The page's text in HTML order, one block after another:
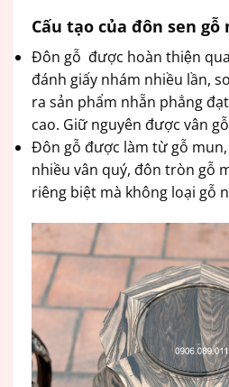
Cấu tạo của đôn sen gỗ
Đôn gỗ được hoàn thiện
đánh giấy nhám nhiều lần,
ra sản phẩm nhẵn phẳng
cao. Giữ nguyên được vân
Đôn gỗ được làm từ gỗ
nhiều vân quý, đôn tròn gỗ
riêng biệt mà không loại gỗ